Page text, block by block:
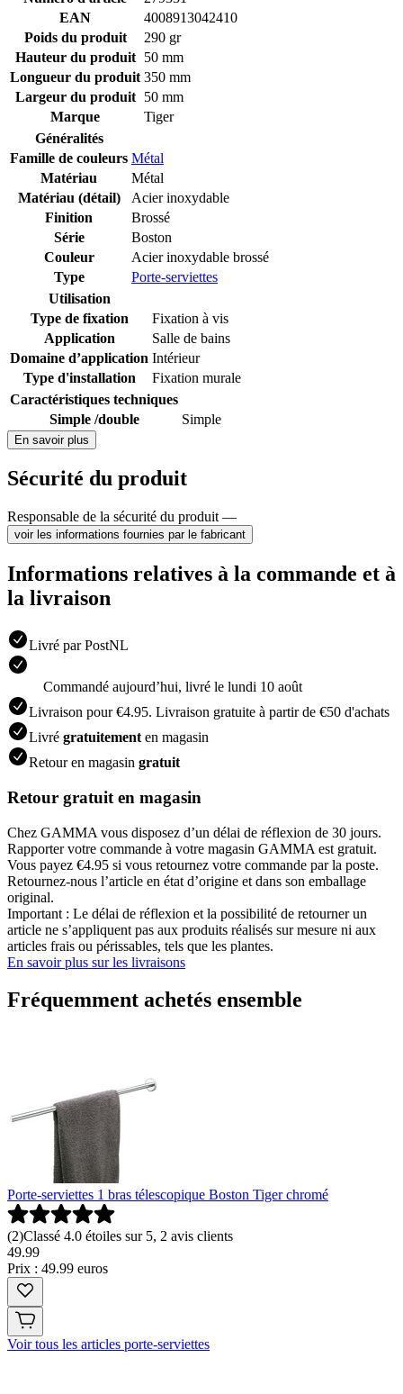
EAN
4008913042410
Poids du produit
290 gr
Hauteur du produit
50 mm
Longueur du produit 350 mm
Largeur du produit
50 mm
Marque
Tiger
Généralités
Famille de couleurs Métal
Matériau
Métal
Matériau (détail)
Acier inoxydable
Finition
Brossé
Série
Boston
Couleur
Acier inoxydable brossé
Type
Porte-serviettes
Utilisation
Type de fixation
Fixation à vis
Application
Salle de bains
Domaine d’application Intérieur
Type d'installation
Fixation murale
Caractéristiques techniques
Simple /double
Simple
En savoir plus
Sécurité du produit
Responsable de la sécurité du produit —
voir les informations fournies par le fabricant
Informations relatives à la commande et à
la livraison
Livré par PostNL
Commandé aujourdʼhui, livré le lundi 10 août
Livraison pour €4.95. Livraison gratuite à partir de €50 d'achats
Livré gratuitement en magasin
Retour en magasin gratuit
Retour gratuit en magasin
Chez GAMMA vous disposez d’un délai de réflexion de 30 jours.
Rapporter votre commande à votre magasin GAMMA est gratuit.
Vous payez €4.95 si vous retournez votre commande par la poste.
Retournez-nous l’article en état d’origine et dans son emballage
original.
Important : Le délai de réflexion et la possibilité de retourner un
article ne s’appliquent pas aux produits réalisés sur mesure ni aux
articles frais ou périssables, tels que les plantes.
En savoir plus sur les livraisons
Fréquemment achetés ensemble
Porte-serviettes 1 bras télescopique Boston Tiger chromé
(2)Classé 4.0 étoiles sur 5, 2 avis clients
49.99
Prix : 49.99 euros
Voir tous les articles porte-serviettes